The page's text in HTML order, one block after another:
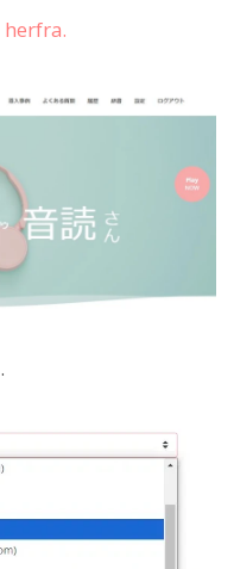
herfra.
.